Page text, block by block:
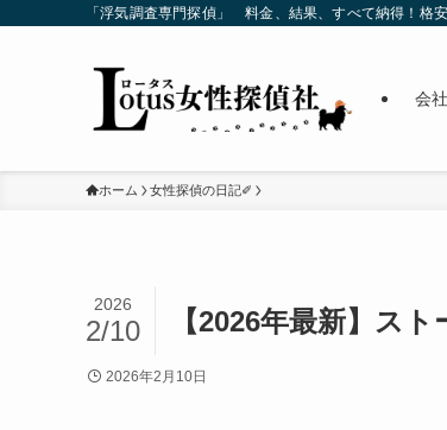
「浮気調査専門探偵」 料金、結果、すべて納得！格
会
ホーム 女性探偵の日記✐
【2026年最新】ス
2026
2/10
2026年2月10日